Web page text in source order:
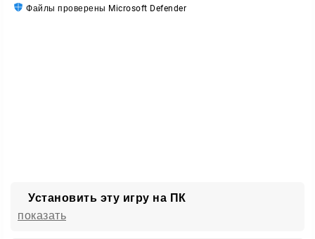
Файлы проверены Microsoft Defender
Установить эту игру на ПК
показать